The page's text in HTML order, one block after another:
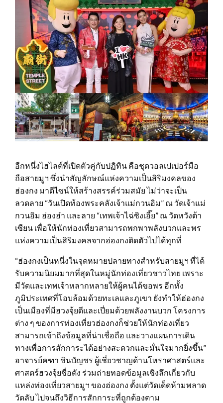
อีกหนึ่งไฮไลต์ที่เปิดตัวคู่กับปฏิทิน คือชุดวอลเปเปอร์มือ
ถือสายมูฯ ซึ่งนำสัญลักษณ์แห่งความเป็นสิริมงคลของ
ฮ่องกง มาดีไซน์ให้สร้างสรรค์ร่วมสมัย ไม่ว่าจะเป็น
ลวดลาย “วันเปิดท้องพระคลังเจ้าแม่กวนอิม” ณ วัดเจ้าแม่
กวนอิม ฮ่องฮำ และลาย “เทพเจ้าไฉ่ซิงเอี๊ย” ณ วัดหวังต้า
เซียน เพื่อให้นักท่องเที่ยวสามารถพกพาพลังบวกและพร
แห่งความเป็นสิริมงคลจากฮ่องกงติดตัวไปได้ทุกที่
“ฮ่องกงเป็นหนึ่งในจุดหมายปลายทางสำหรับสายมูฯ ที่ได้
รับความนิยมมากที่สุดในหมู่นักท่องเที่ยวชาวไทย เพราะ
มีวัดและเทพเจ้าหลากหลายให้ผู้คนได้ขอพร อีกทั้ง
ภูมิประเทศที่โอบล้อมด้วยทะเลและภูเขา ยังทำให้ฮ่องกง
เป็นเมืองที่มีฮวงจุ้ยดีและเปี่ยมด้วยพลังงานบวก โครงการ
ต่าง ๆ ของการท่องเที่ยวฮ่องกงก็ช่วยให้นักท่องเที่ยว
สามารถเข้าถึงข้อมูลที่น่าเชื่อถือ และวางแผนการเดิน
ทางเพื่อการสักการะได้อย่างสะดวกและมั่นใจมากยิ่งขึ้น”
อาจารย์คฑา ชินบัญชร ผู้เชี่ยวชาญด้านโหราศาสตร์และ
ศาสตร์ฮวงจุ้ยชื่อดัง ร่วมถ่ายทอดข้อมูลเชิงลึกเกี่ยวกับ
แหล่งท่องเที่ยวสายมูฯ ของฮ่องกง ตั้งแต่วัดเด็ดห้ามพลาด
วัดลับ ไปจนถึงวิธีการสักการะที่ถูกต้องตาม